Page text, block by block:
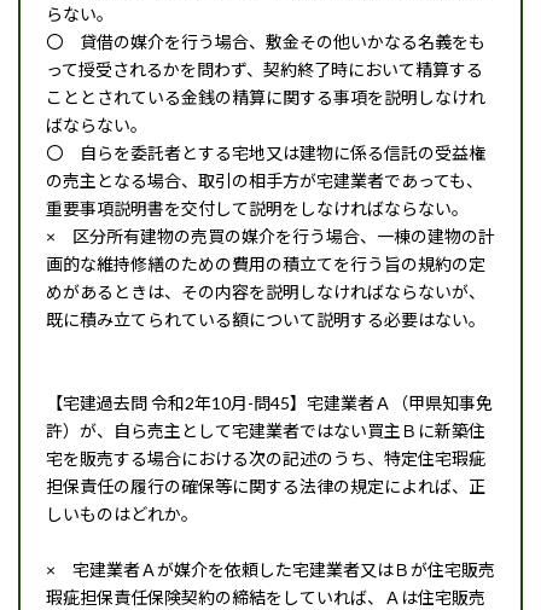
らない。
〇 貸借の媒介を行う場合、敷金その他いかなる名義をも
って授受されるかを問わず、契約終了時において精算する
こととされている金銭の精算に関する事項を説明しなけれ
ばならない。
〇 自らを委託者とする宅地又は建物に係る信託の受益権
の売主となる場合、取引の相手方が宅建業者であっても、
重要事項説明書を交付して説明をしなければならない。
× 区分所有建物の売買の媒介を行う場合、一棟の建物の計
画的な維持修繕のための費用の積立てを行う旨の規約の定
めがあるときは、その内容を説明しなければならないが、
既に積み立てられている額について説明する必要はない。
【宅建過去問 令和2年10月-問45】宅建業者Ａ（甲県知事免
許）が、自ら売主として宅建業者ではない買主Ｂに新築住
宅を販売する場合における次の記述のうち、特定住宅瑕疵
担保責任の履行の確保等に関する法律の規定によれば、正
しいものはどれか。
× 宅建業者Ａが媒介を依頼した宅建業者又はＢが住宅販売
瑕疵担保責任保険契約の締結をしていれば、Ａは住宅販売